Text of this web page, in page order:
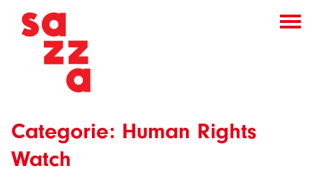
Categorie: Human Rights
Watch